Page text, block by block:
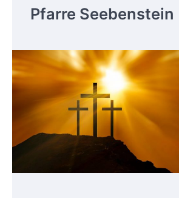
Pfarre Seebenstein